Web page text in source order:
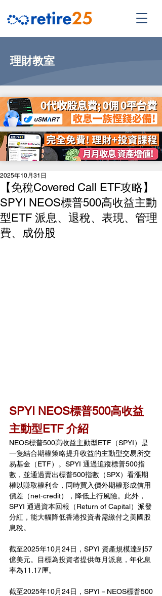
理財教室
【免稅Covered Call ETF攻略】
SPYI NEOS標普500高收益主動
型ETF 派息、退稅、表現、管理
費、成份股
2025年10月31日
SPYI NEOS標普500高收益
主動型ETF 介紹
NEOS標普500高收益主動型ETF（SPYI）是
一隻結合期權策略提升收益的主動型交易所交
易基金（ETF）。SPYI 通過追蹤標普500指
數，並通過賣出標普500指數（SPX）看漲期
權以賺取權利金，同時買入價外期權形成信用
價差（net-credit），降低上行風險。此外，
SPYI 通過資本回報（Return of Capital）派發
分紅，能大幅降低香港投資者需繳付之美國股
息稅。
截至2025年10月24日，SPYI 資產規模達到57
億美元。目標為投資者提供每月派息，年化息
率為11.17厘。
截至2025年10月24日， SPYI － NEOS標普500